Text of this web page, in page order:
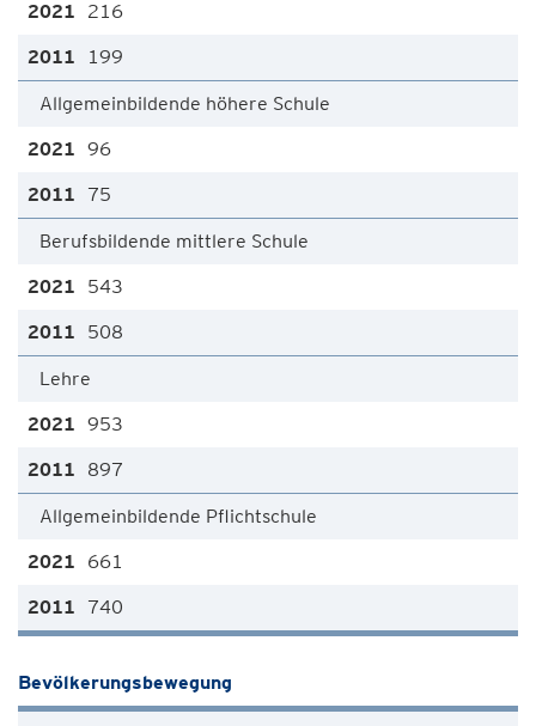
216
199
Allgemeinbildende höhere Schule
96
75
Berufsbildende mittlere Schule
543
508
Lehre
953
897
Allgemeinbildende Pflichtschule
661
740
Bevölkerungsbewegung